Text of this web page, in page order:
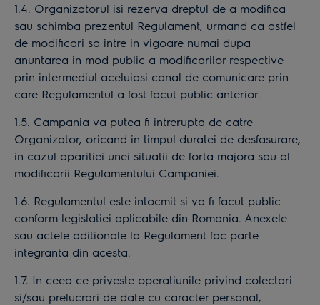
1.4. Organizatorul isi rezerva dreptul de a modifica
sau schimba prezentul Regulament, urmand ca astfel
de modificari sa intre in vigoare numai dupa
anuntarea in mod public a modificarilor respective
prin intermediul aceluiasi canal de comunicare prin
care Regulamentul a fost facut public anterior.
1.5. Campania va putea fi intrerupta de catre
Organizator, oricand in timpul duratei de desfasurare,
in cazul aparitiei unei situatii de forta majora sau al
modificarii Regulamentului Campaniei.
1.6. Regulamentul este intocmit si va fi facut public
conform legislatiei aplicabile din Romania. Anexele
sau actele aditionale la Regulament fac parte
integranta din acesta.
1.7. In ceea ce priveste operatiunile privind colectari
si/sau prelucrari de date cu caracter personal,